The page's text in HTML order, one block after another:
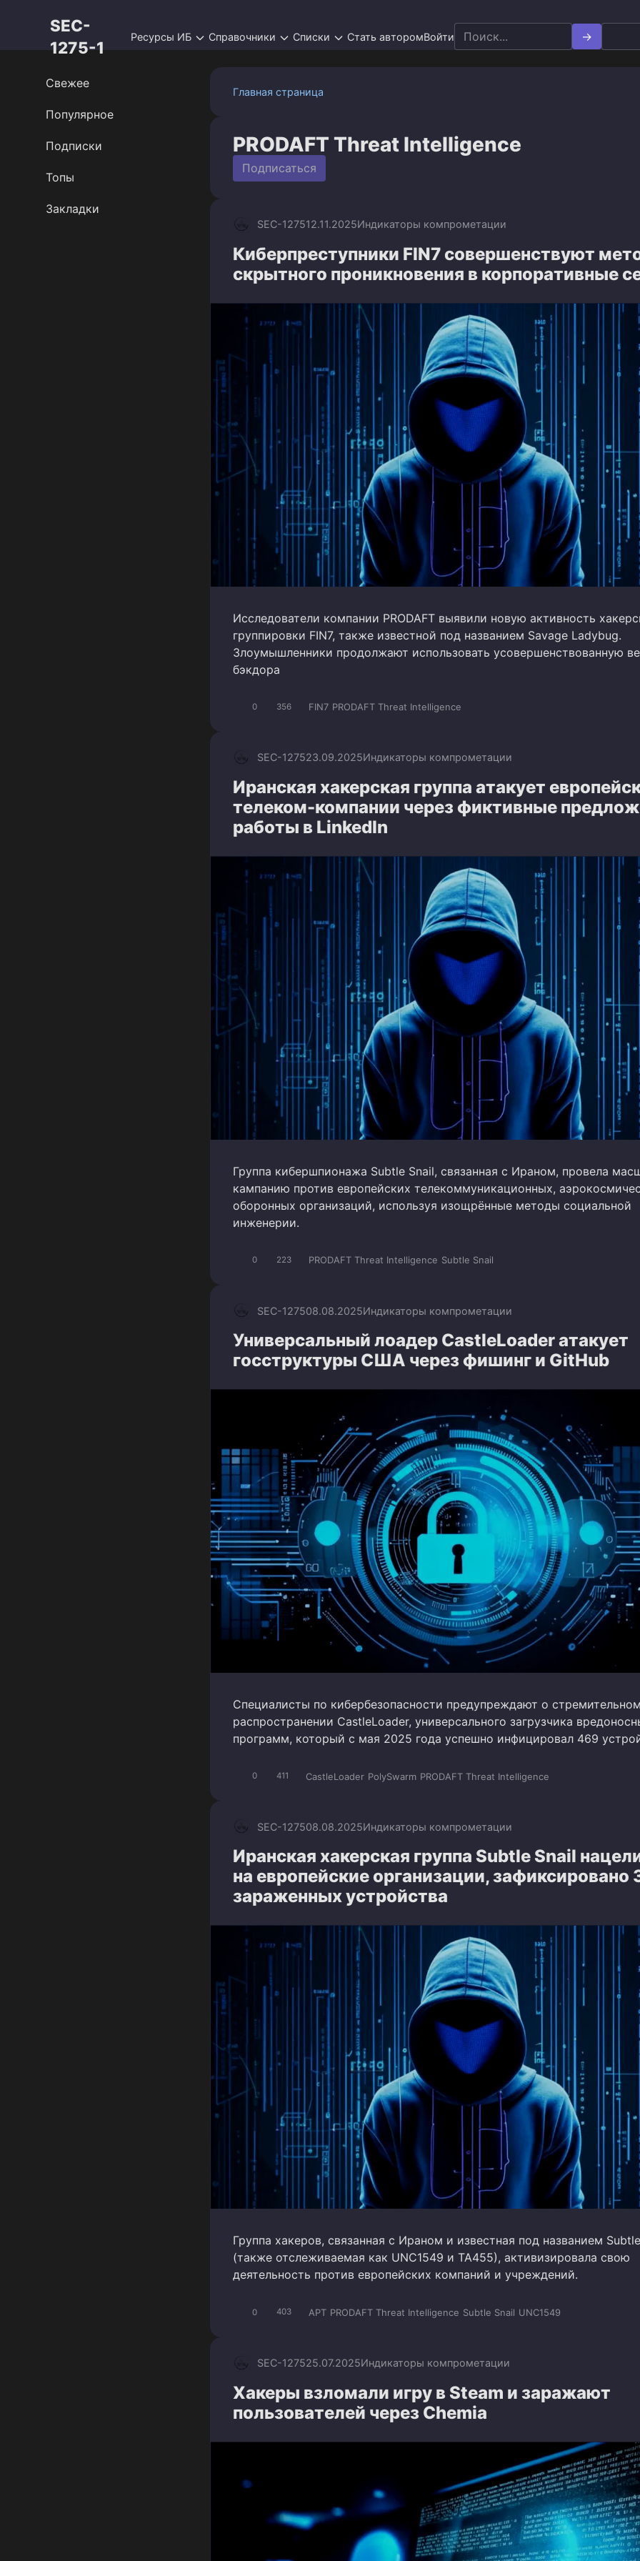
SEC-
1275-1
Ресурсы ИБ Справочники Списки Стать авторомВойти
Search
for:
Главная страница
PRODAFT Threat Intelligence
Подписаться
SEC-127512.11.2025Индикаторы компрометации
Киберпреступники FIN7 совершенствуют
скрытного проникновения в корпоративные
Исследователи компании PRODAFT выявили новую активность
группировки FIN7, также известной под названием Savage Ladybug.
Злоумышленники продолжают использовать усовершенствованную
бэкдора
0 356 FIN7 PRODAFT Threat Intelligence
SEC-127523.09.2025Индикаторы компрометации
Иранская хакерская группа атакует
телеком-компании через фиктивные
работы в LinkedIn
Группа кибершпионажа Subtle Snail, связанная с Ираном, провела
кампанию против европейских телекоммуникационных,
оборонных организаций, используя изощрённые методы социальной
инженерии.
0 223 PRODAFT Threat Intelligence Subtle Snail
SEC-127508.08.2025Индикаторы компрометации
Универсальный лоадер CastleLoader атакует
госструктуры США через фишинг и GitHub
Специалисты по кибербезопасности предупреждают о
распространении CastleLoader, универсального загрузчика
программ, который с мая 2025 года успешно инфицировал 469
0 411 CastleLoader PolySwarm PRODAFT Threat Intelligence
SEC-127508.08.2025Индикаторы компрометации
Иранская хакерская группа Subtle Snail
на европейские организации, зафиксировано
зараженных устройства
Группа хакеров, связанная с Ираном и известная под названием
(также отслеживаемая как UNC1549 и TA455), активизировала свою
деятельность против европейских компаний и учреждений.
0 403 APT PRODAFT Threat Intelligence Subtle Snail UNC1549
SEC-127525.07.2025Индикаторы компрометации
Хакеры взломали игру в Steam и заражают
пользователей через Chemia
Свежее
Популярное
Подписки
Топы
Закладки